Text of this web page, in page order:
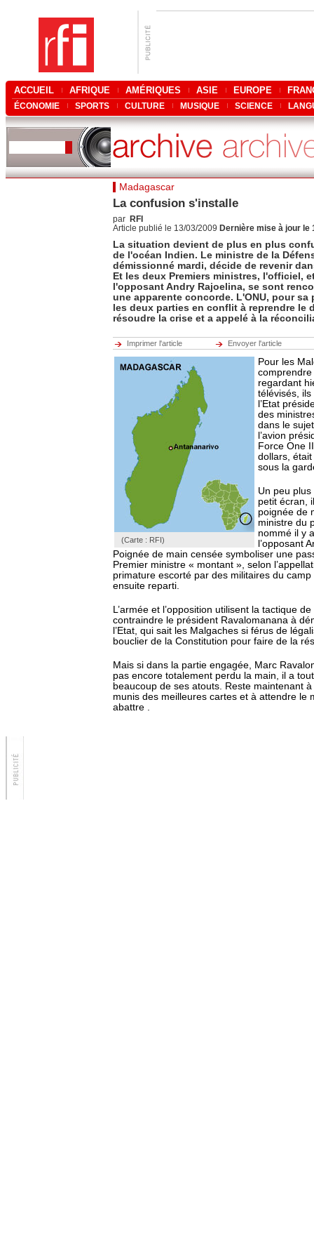
ACCUEIL AFRIQUE AMÉRIQUES ASIE EUROPE
ÉCONOMIE SPORTS CULTURE MUSIQUE SCIENCE
Madagascar
La confusion s'installe
par RFI
Article publié le 13/03/2009 Dernière mise à jour le
La situation devient de plus en plus
de l'océan Indien. Le ministre de la
démissionné mardi, décide de revenir
Et les deux Premiers ministres, l'officiel,
l'opposant Andry Rajoelina, se sont
une apparente concorde. L'ONU, pour sa
les deux parties en conflit à reprendre le
résoudre la crise et a appelé à la
Imprimer l'article Envoyer l'article
(Carte : RFI)
Pour les
regardant
télévisés,
l’Etat
des
dans le
l’avion
Force One
dollars,
sous la
Un peu
petit écran,
poignée de
ministre du
nommé il y
l’opposant
Poignée de main censée symboliser une
Premier ministre « montant », selon
primature escorté par des militaires du
ensuite reparti.
L’armée et l’opposition utilisent la tactique
contraindre le président Ravalomanana à
l’Etat, qui sait les Malgaches si férus de
bouclier de la Constitution pour faire de la
Mais si dans la partie engagée, Marc
pas encore totalement perdu la main, il a
beaucoup de ses atouts. Reste maintenant
munis des meilleures cartes et à attendre le
abattre .